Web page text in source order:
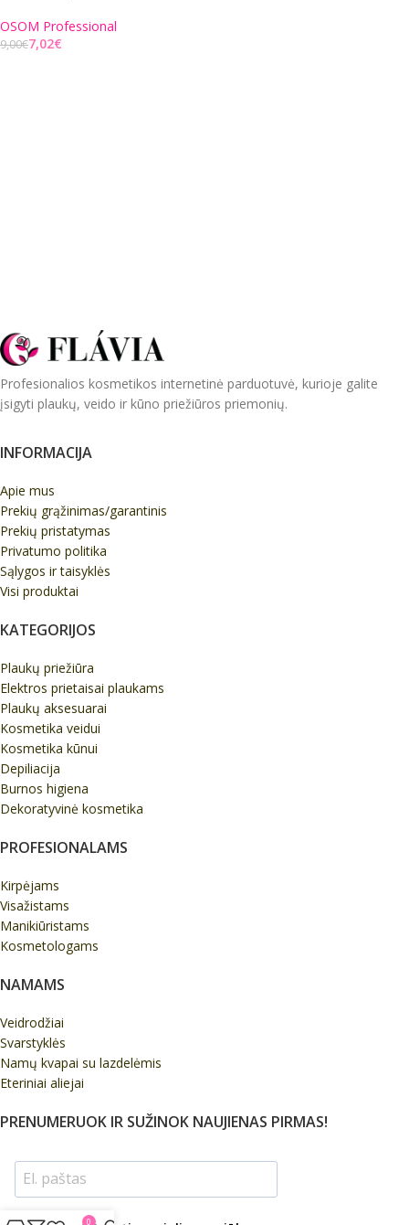
OSOM Professional
9,00€7,02€
Profesionalios kosmetikos internetinė parduotuvė, kurioje galite
įsigyti plaukų, veido ir kūno priežiūros priemonių.
INFORMACIJA
Apie mus
Prekių grąžinimas/garantinis
Prekių pristatymas
Privatumo politika
Sąlygos ir taisyklės
Visi produktai
KATEGORIJOS
Plaukų priežiūra
Elektros prietaisai plaukams
Plaukų aksesuarai
Kosmetika veidui
Kosmetika kūnui
Depiliacija
Burnos higiena
Dekoratyvinė kosmetika
PROFESIONALAMS
Kirpėjams
Visažistams
Manikiūristams
Kosmetologams
NAMAMS
Veidrodžiai
Svarstyklės
Namų kvapai su lazdelėmis
Eteriniai aliejai
PRENUMERUOK IR SUŽINOK NAUJIENAS PIRMAS!
0